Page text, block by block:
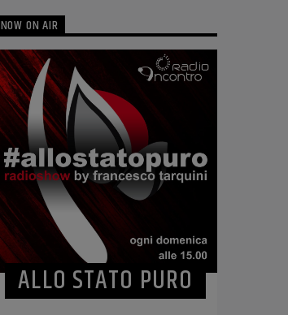
NOW ON AIR
ALLO STATO PURO